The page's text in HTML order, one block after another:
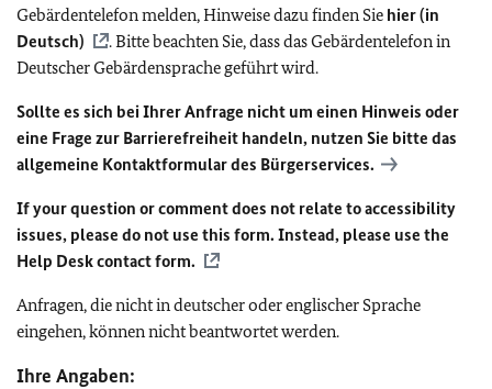
Gebärdentelefon melden, Hinweise dazu finden Sie hier (in
Deutsch)
. Bitte beachten Sie, dass das Gebärdentelefon in
Deutscher Gebärdensprache geführt wird.
Sollte es sich bei Ihrer Anfrage nicht um einen Hinweis oder
eine Frage zur Barrierefreiheit handeln, nutzen Sie bitte das
allgemeine Kontaktformular des Bürgerservices.
If your question or comment does not relate to accessibility
issues, please do not use this form. Instead, please use the
Help Desk contact form.
Anfragen, die nicht in deutscher oder englischer Sprache
eingehen, können nicht beantwortet werden.
Ihre Angaben: